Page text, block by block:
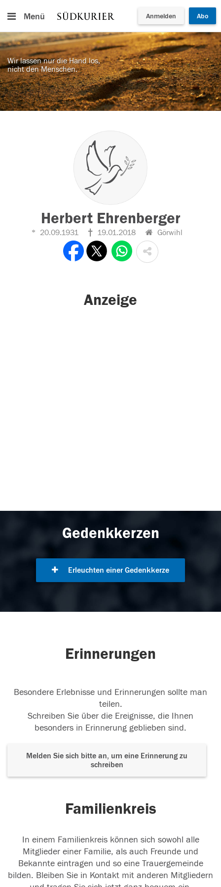
Menü Anmelden Abo
Wir lassen nur die Hand los,
nicht den Menschen.
Herbert Ehrenberger
20.09.1931 19.01.2018 Görwihl
Anzeige
Gedenkkerzen
Erleuchten einer Gedenkkerze
Erinnerungen
Besondere Erlebnisse und Erinnerungen sollte man
teilen.
Schreiben Sie über die Ereignisse, die Ihnen
besonders in Erinnerung geblieben sind.
Melden Sie sich bitte an, um eine Erinnerung zu
schreiben
Familienkreis
In einem Familienkreis können sich sowohl alle
Mitglieder einer Familie, als auch Freunde und
Bekannte eintragen und so eine Trauergemeinde
bilden. Bleiben Sie in Kontakt mit anderen Mitgliedern